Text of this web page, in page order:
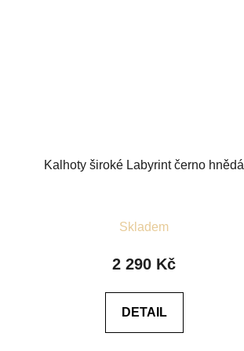
Kalhoty široké Labyrint černo hnědá
hodnocení
produktu
z
Skladem
2 290 Kč
DETAIL